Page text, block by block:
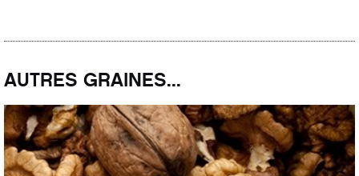
AUTRES GRAINES...